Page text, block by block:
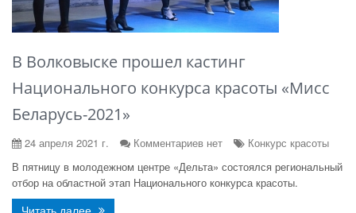
В Волковыске прошел кастинг
Национального конкурса красоты «Мисс
Беларусь-2021»
24 апреля 2021 г. Комментариев нет
Конкурс красоты
В пятницу в молодежном центре «Дельта» состоялся региональный
отбор на областной этап Национального конкурса красоты.
Читать далее